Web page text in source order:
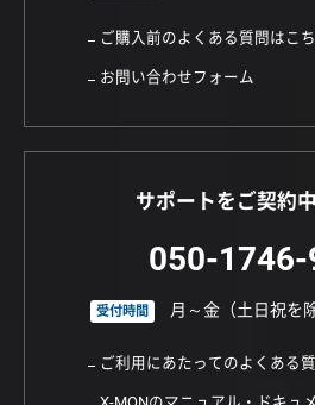
ご購入前のよくある質問はこ
お問い合わせフォーム
サポートをご契約
050-
受付時間 月～金（土日祝を
ご利用にあたってのよくある